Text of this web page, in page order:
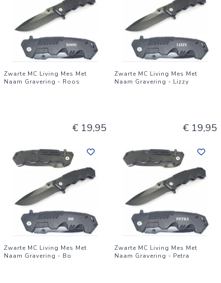
Zwarte MC Living Mes Met
Naam Gravering - Roos
€ 19,95
Zwarte MC Living Mes Met
Naam Gravering - Lizzy
€ 19,95
Zwarte MC Living Mes Met
Naam Gravering - Bo
Zwarte MC Living Mes Met
Naam Gravering - Petra